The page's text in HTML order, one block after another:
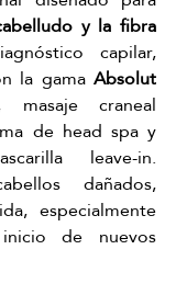
y la fibra
capilar,
la gama Absolut
masaje craneal
de head spa y
leave-in.
dañados,
especialmente
de nuevos